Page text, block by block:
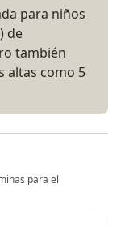
para niños
de
también
altas como 5
para el